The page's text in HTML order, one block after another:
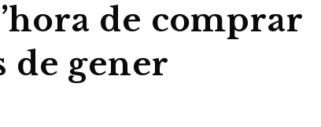
de comprar
de gener